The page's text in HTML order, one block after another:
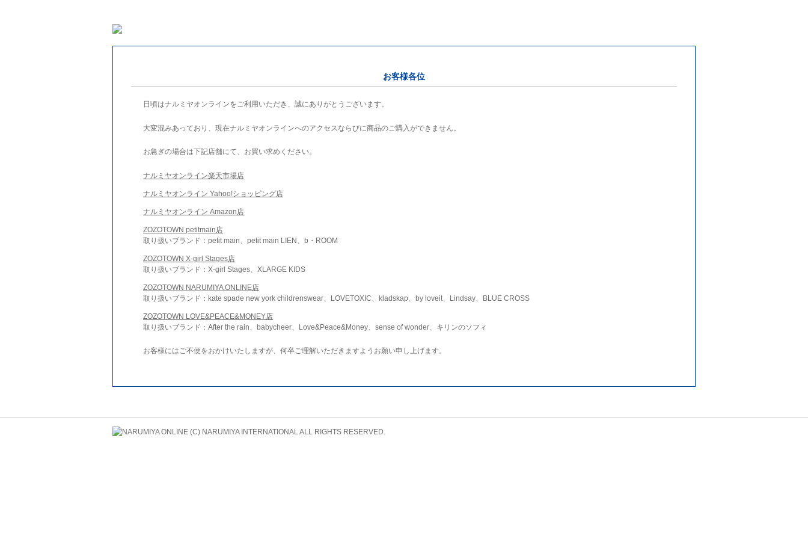
お客様各位
日頃はナルミヤオンラインをご利用いただき、誠にありがとうございます。
大変混みあっており、現在ナルミヤオンラインへのアクセスならびに商品のご購入ができません。
お急ぎの場合は下記店舗にて、お買い求めください。
ナルミヤオンライン楽天市場店
ナルミヤオンライン Yahoo!ショッピング店
ナルミヤオンライン Amazon店
ZOZOTOWN petitmain店
取り扱いブランド：petit main、petit main LIEN、b・ROOM
ZOZOTOWN X-girl Stages店
取り扱いブランド：X-girl Stages、XLARGE KIDS
ZOZOTOWN NARUMIYA ONLINE店
取り扱いブランド：kate spade new york childrenswear、LOVETOXIC、kladskap、by loveit、Lindsay、BLUE CROSS
ZOZOTOWN LOVE&PEACE&MONEY店
取り扱いブランド：After the rain、babycheer、Love&Peace&Money、sense of wonder、キリンのソフィ
お客様にはご不便をおかけいたしますが、何卒ご理解いただきますようお願い申し上げます。